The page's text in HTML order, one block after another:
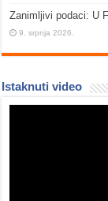
Zanimljivi podaci: U
9. srpnja 2026.
Istaknuti video